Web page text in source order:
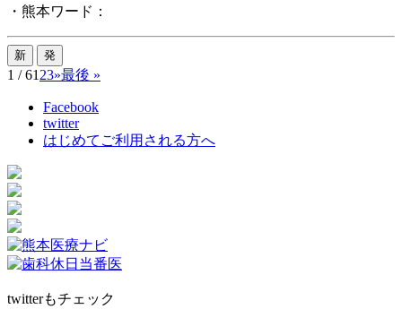
・熊本ワード：
1 / 61 23»最後 »
Facebook
twitter
はじめてご利用される方へ
twitterもチェック